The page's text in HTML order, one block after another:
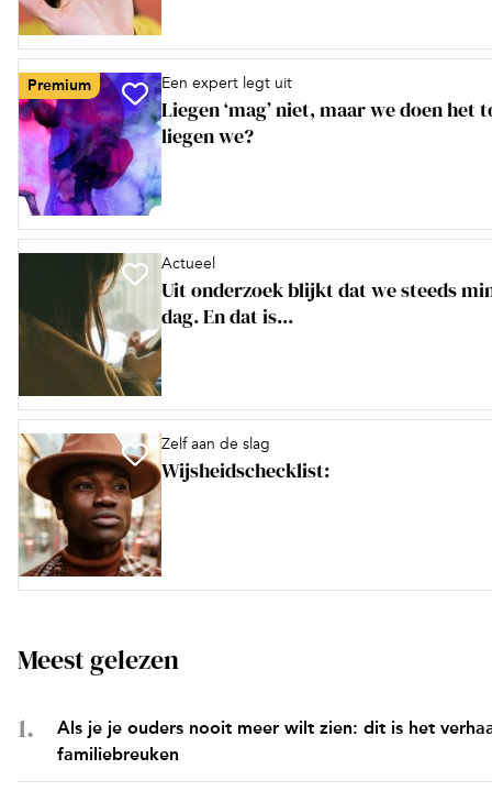
Premium Een expert legt uit
Liegen ‘mag’ niet, maar we doen het
liegen we?
Actueel
Uit onderzoek blijkt dat we steeds
dag. En dat is...
Zelf aan de slag
Wijsheidschecklist:
Meest gelezen
Als je je ouders nooit meer wilt zien: dit is het
familiebreuken